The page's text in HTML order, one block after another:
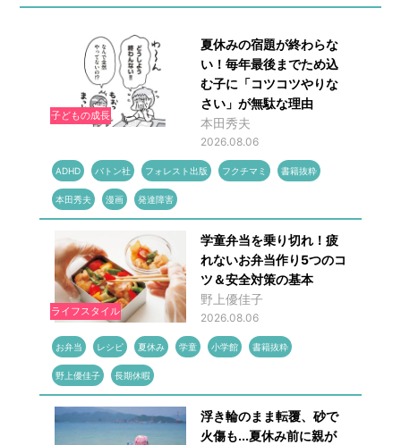
子どもの成長
夏休みの宿題が終わらな
い！毎年最後までため込
む子に「コツコツやりな
さい」が無駄な理由
本田秀夫
2026.08.06
ADHD バトン社 フォレスト出版 フクチマミ 書籍抜粋
本田秀夫 漫画 発達障害
ライフスタイル
学童弁当を乗り切れ！疲
れないお弁当作り5つのコ
ツ＆安全対策の基本
野上優佳子
2026.08.06
お弁当 レシピ 夏休み 学童 小学館 書籍抜粋
野上優佳子 長期休暇
浮き輪のまま転覆、砂で
火傷も...夏休み前に親が